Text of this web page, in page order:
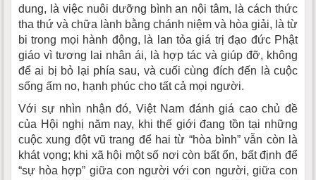
dung, là việc nuôi dưỡng bình an nội tâm, là cách thức
tha thứ và chữa lành bằng chánh niệm và hòa giải, là từ
bi trong mọi hành động, là lan tỏa giá trị đạo đức Phật
giáo vì tương lai nhân ái, là hợp tác và giúp đỡ, không
để ai bị bỏ lại phía sau, và cuối cùng đích đến là cuộc
sống ấm no, hạnh phúc cho tất cả mọi người.
Với sự nhìn nhận đó, Việt Nam đánh giá cao chủ đề
của Hội nghị năm nay, khi thế giới đang tồn tại những
cuộc xung đột vũ trang để hai từ “hòa bình” vẫn còn là
khát vọng; khi xã hội một số nơi còn bất ổn, bất định để
“sự hòa hợp” giữa con người với con người, giữa con